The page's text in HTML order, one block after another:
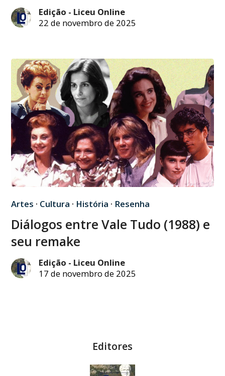
Edição - Liceu Online
22 de novembro de 2025
Artes · Cultura · História · Resenha
Diálogos entre Vale Tudo (1988) e
seu remake
Edição - Liceu Online
17 de novembro de 2025
Editores